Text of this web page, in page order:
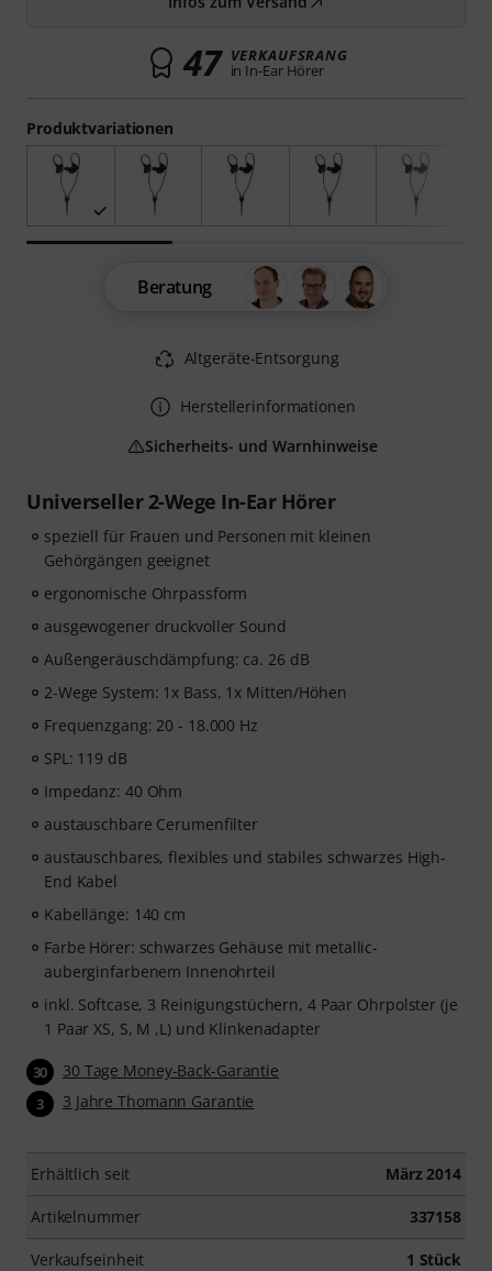
Universeller 2-Wege In-Ear Hörer
speziell für Frauen und Personen mit kleinen
Gehörgängen geeignet
ergonomische Ohrpassform
ausgewogener druckvoller Sound
Außengeräuschdämpfung: ca. 26 dB
2-Wege System: 1x Bass, 1x Mitten/Höhen
Frequenzgang: 20 - 18.000 Hz
SPL: 119 dB
Impedanz: 40 Ohm
austauschbare Cerumenfilter
austauschbares, flexibles und stabiles schwarzes High-
End Kabel
Kabellänge: 140 cm
Farbe Hörer: schwarzes Gehäuse mit metallic-
auberginfarbenem Innenohrteil
inkl. Softcase, 3 Reinigungstüchern, 4 Paar Ohrpolster (je
1 Paar XS, S, M ,L) und Klinkenadapter
30 30 Tage Money-Back-Garantie
3 3 Jahre Thomann Garantie
Erhältlich seit März 2014
Artikelnummer 337158
Verkaufseinheit 1 Stück
Produktvariationen
47 VERKAUFSRANG
in In-Ear Hörer
Beratung
Altgeräte-Entsorgung
Herstellerinformationen
Sicherheits- und Warnhinweise